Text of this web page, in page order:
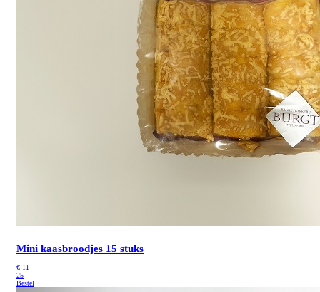
Mini kaasbroodjes 15 stuks
€ 11
25
Bestel